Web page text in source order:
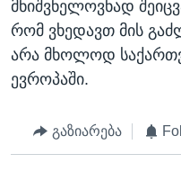
მნიშვნელოვნად
რომ ვხედავთ მის
არა მხოლოდ
ევროპაში.
გაზიარება